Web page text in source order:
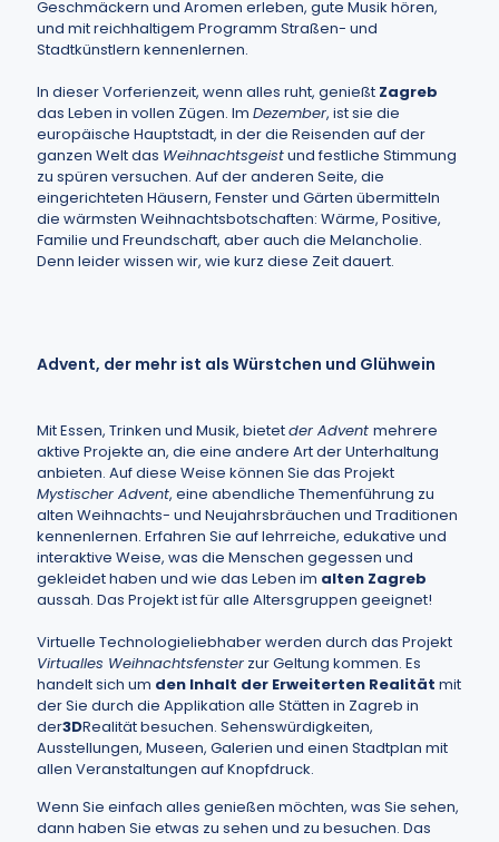
Geschmäckern und Aromen erleben, gute Musik hören,
und mit reichhaltigem Programm Straßen- und
Stadtkünstlern kennenlernen.
In dieser Vorferienzeit, wenn alles ruht, genießt Zagreb
das Leben in vollen Zügen. Im Dezember, ist sie die
europäische Hauptstadt, in der die Reisenden auf der
ganzen Welt das Weihnachtsgeistund festliche Stimmung
zu spüren versuchen. Auf der anderen Seite, die
eingerichteten Häusern, Fenster und Gärten übermitteln
die wärmsten Weihnachtsbotschaften: Wärme, Positive,
Familie und Freundschaft, aber auch die Melancholie.
Denn leider wissen wir, wie kurz diese Zeit dauert.
Advent, der mehr ist als Würstchen und Glühwein
Mit Essen, Trinken und Musik, bietetder Advent mehrere
aktive Projekte an, die eine andere Art der Unterhaltung
anbieten. Auf diese Weise können Sie das Projekt
Mystischer Advent, eine abendliche Themenführung zu
alten Weihnachts- und Neujahrsbräuchen und Traditionen
kennenlernen. Erfahren Sie auf lehrreiche, edukative und
interaktive Weise, was die Menschen gegessen und
gekleidet haben und wie das Leben im alten Zagreb
aussah. Das Projekt ist für alle Altersgruppen geeignet!
Virtuelle Technologieliebhaber werden durch das Projekt
Virtualles Weihnachtsfenster zur Geltung kommen. Es
handelt sich um den Inhalt der Erweiterten Realität mit
der Sie durch die Applikation alle Stätten in Zagreb in
der3DRealität besuchen. Sehenswürdigkeiten,
Ausstellungen, Museen, Galerien und einen Stadtplan mit
allen Veranstaltungen auf Knopfdruck.
Wenn Sie einfach alles genießen möchten, was Sie sehen,
dann haben Sie etwas zu sehen und zu besuchen. Das